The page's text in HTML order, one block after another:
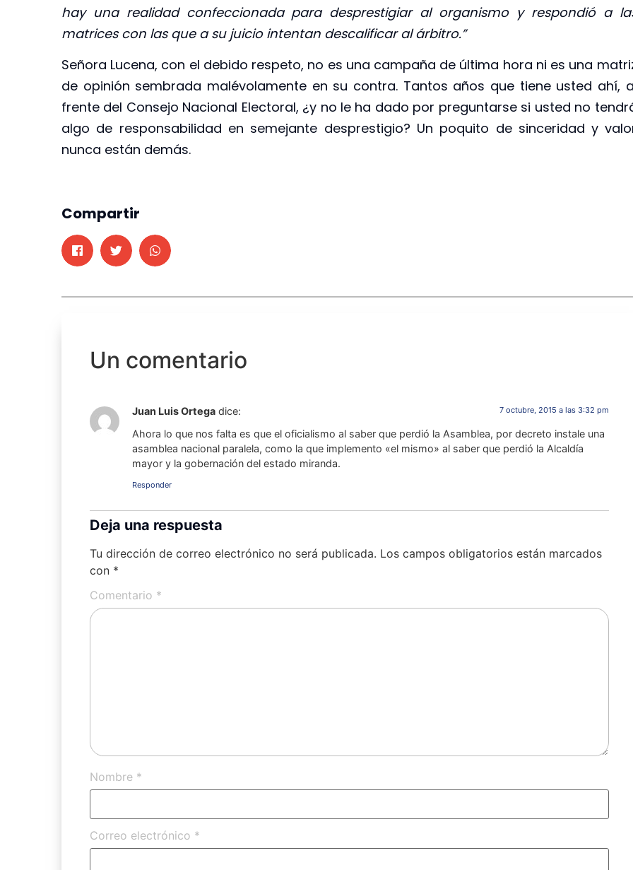
hay una realidad confeccionada para desprestigiar al organismo y respondió a
matrices con las que a su juicio intentan descalificar al árbitro.”
Señora Lucena, con el debido respeto, no es una campaña de última hora ni es una
de opinión sembrada malévolamente en su contra. Tantos años que tiene usted ahí,
frente del Consejo Nacional Electoral, ¿y no le ha dado por preguntarse si usted no
algo de responsabilidad en semejante desprestigio? Un poquito de sinceridad y
nunca están demás.
Compartir
Un comentario
Juan Luis Ortega dice: 7 octubre, 2015 a las 3:32 pm
Ahora lo que nos falta es que el oficialismo al saber que perdió la Asamblea, por decreto instale una
asamblea nacional paralela, como la que implemento «el mismo» al saber que perdió la Alcaldía
mayor y la gobernación del estado miranda.
Responder
Deja una respuesta
Tu dirección de correo electrónico no será publicada. Los campos obligatorios están marcados
con *
Comentario *
Nombre *
Correo electrónico *